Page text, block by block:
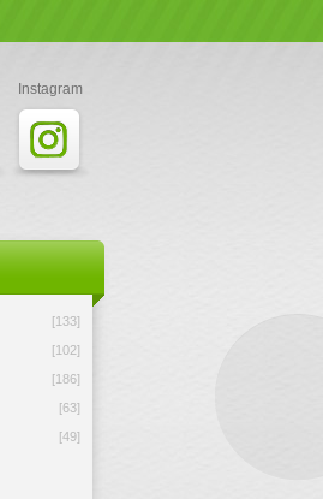
Instagram
[133]
[102]
[186]
[63]
[49]